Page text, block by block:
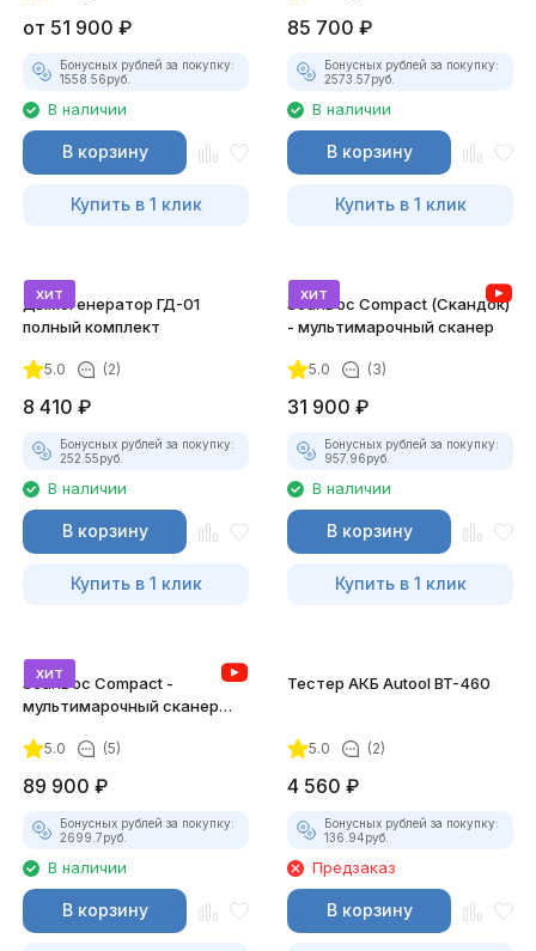
от 51 900 ₽
Бонусных рублей за покупку:
1558.56руб.
В наличии
В корзину
Купить в 1 клик
85 700 ₽
Бонусных рублей за покупку:
2573.57руб.
В наличии
В корзину
Купить в 1 клик
хит
Дымогенератор ГД-01
полный комплект
5.0 (2)
8 410 ₽
Бонусных рублей за покупку:
252.55руб.
В наличии
В корзину
Купить в 1 клик
хит
ScanDoc Compact (Скандок)
- мультимарочный сканер
5.0 (3)
31 900 ₽
Бонусных рублей за покупку:
957.96руб.
В наличии
В корзину
Купить в 1 клик
хит
ScanDoc Compact -
мультимарочный сканер
5.0 (5)
89 900 ₽
Бонусных рублей за покупку:
2699.7руб.
В наличии
В корзину
Тестер АКБ Autool BT-460
5.0 (2)
4 560 ₽
Бонусных рублей за покупку:
136.94руб.
Предзаказ
В корзину